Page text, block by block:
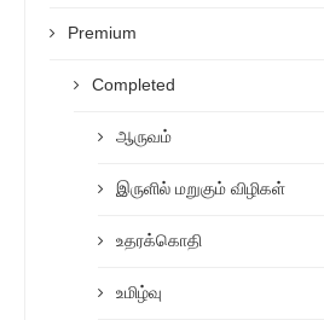
Premium
Completed
ஆருவம்
இருளில் மறுகும் விழிகள்
உதரக்கொதி
உமிழ்வு